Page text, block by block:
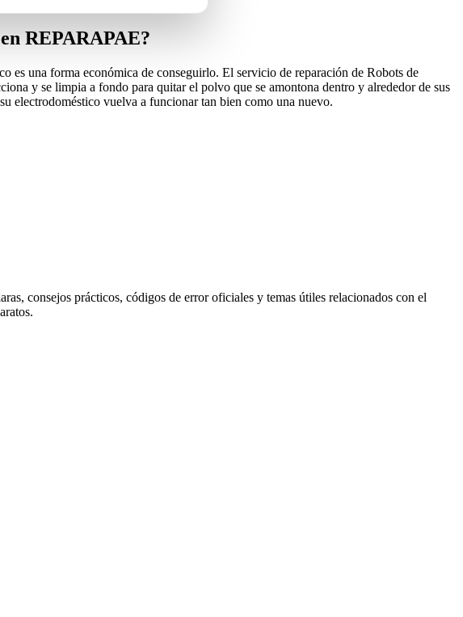
REPARAPAE?
es una forma económica de conseguirlo. El servicio de reparación de Robots de
y se limpia a fondo para quitar el polvo que se amontona dentro y alrededor de sus
electrodoméstico vuelva a funcionar tan bien como una nuevo.
consejos prácticos, códigos de error oficiales y temas útiles relacionados con el